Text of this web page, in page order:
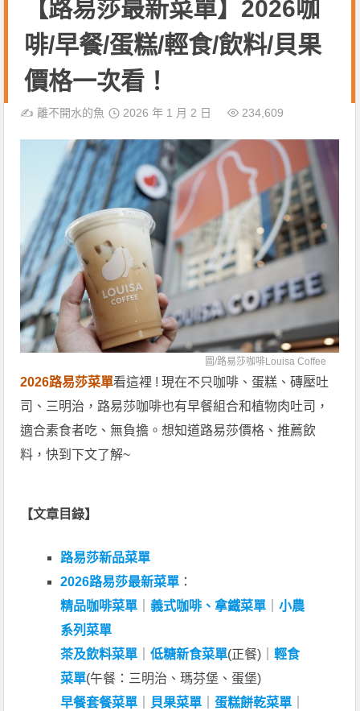
【路易莎最新菜單】2026咖
啡/早餐/蛋糕/輕食/飲料/貝果
價格一次看！
✍️離不開水的魚 2026 年 1 月 2 日 234,609
圖/路易莎咖啡Louisa Coffee
2026路易莎菜單看這裡 ! 現在不只咖啡、蛋糕、磚壓吐
司、三明治，路易莎咖啡也有早餐組合和植物肉吐司，
適合素食者吃、無負擔。想知道路易莎價格、推薦飲
料，快到下文了解~
【文章目錄】
路易莎新品菜單
2026路易莎最新菜單 ：
精品咖啡菜單 ｜義式咖啡、拿鐵菜單 ｜小農
系列菜單
茶及飲料菜單 ｜低糖新食菜單(正餐)｜輕食
菜單(午餐：三明治、瑪芬堡、蛋堡)
早餐套餐菜單
貝果菜單 ｜蛋糕餅乾菜單